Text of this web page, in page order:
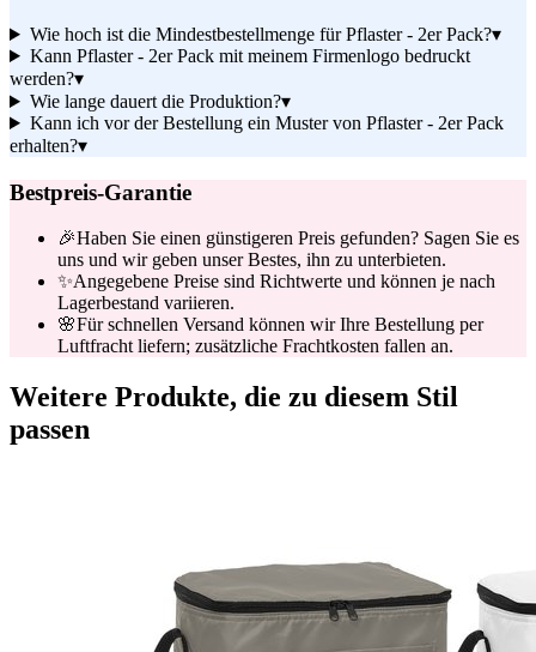
Wie hoch ist die Mindestbestellmenge für Pflaster - 2er Pack?▾
Kann Pflaster - 2er Pack mit meinem Firmenlogo bedruckt
werden?▾
Wie lange dauert die Produktion?▾
Kann ich vor der Bestellung ein Muster von Pflaster - 2er Pack
erhalten?▾
Bestpreis-Garantie
🎉Haben Sie einen günstigeren Preis gefunden? Sagen Sie es
uns und wir geben unser Bestes, ihn zu unterbieten.
✨Angegebene Preise sind Richtwerte und können je nach
Lagerbestand variieren.
🌸Für schnellen Versand können wir Ihre Bestellung per
Luftfracht liefern; zusätzliche Frachtkosten fallen an.
Weitere Produkte, die zu diesem Stil
passen